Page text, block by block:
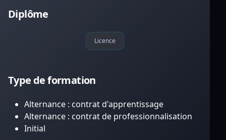
Diplôme
Licence
Type de formation
Alternance : contrat d'apprentissage
Alternance : contrat de professionnalisation
Initial